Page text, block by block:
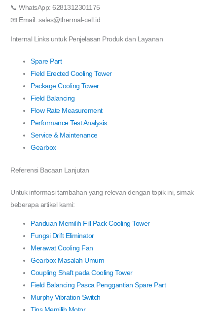
📞 WhatsApp: 6281312301175
📧 Email: sales@thermal-cell.id
Internal Links untuk Penjelasan Produk dan Layanan
Spare Part
Field Erected Cooling Tower
Package Cooling Tower
Field Balancing
Flow Rate Measurement
Performance Test Analysis
Service & Maintenance
Gearbox
Referensi Bacaan Lanjutan
Untuk informasi tambahan yang relevan dengan topik ini, simak
beberapa artikel kami:
Panduan Memilih Fill Pack Cooling Tower
Fungsi Drift Eliminator
Merawat Cooling Fan
Gearbox Masalah Umum
Coupling Shaft pada Cooling Tower
Field Balancing Pasca Penggantian Spare Part
Murphy Vibration Switch